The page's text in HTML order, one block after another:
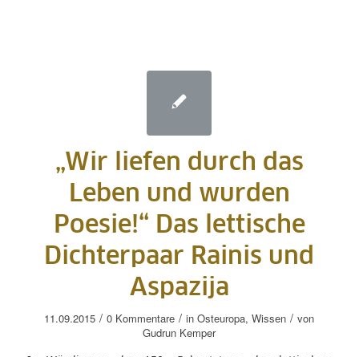
„Wir liefen durch das
Leben und wurden
Poesie!“ Das lettische
Dichterpaar Rainis und
Aspazija
11.09.2015 / 0 Kommentare / inOsteuropa,Wissen / von
Gudrun Kemper